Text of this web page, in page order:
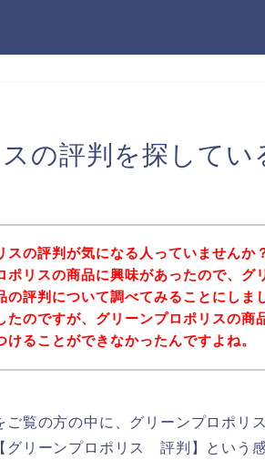
の評判を探してい
スの評判が気になる人っていませんか
ポリスの商品に興味があったので、グ
の評判について調べてみることにしま
たのですが、グリーンプロポリスの商
けることができなかったんですよね。
覧の方の中に、グリーンプロポリ
グリーンプロポリス 評判】という